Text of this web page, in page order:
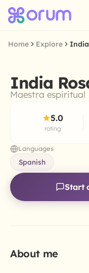
Home Explore
India
Maestra espiritual
5.0
rating
Languages
Spanish
Start
About me